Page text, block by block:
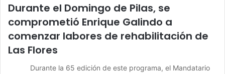
Durante el Domingo de Pilas, se
comprometió Enrique Galindo a
comenzar labores de rehabilitación de
Las Flores
Durante la 65 edición de este programa, el Mandatario